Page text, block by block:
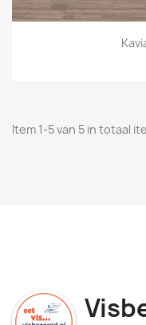
Item 1-5 van 5 in totaal